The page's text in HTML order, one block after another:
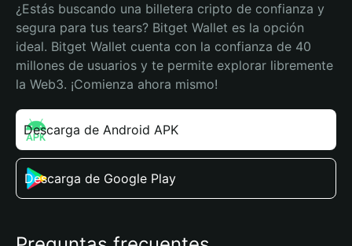
¿Estás buscando una billetera cripto de confianza y
segura para tus tears? Bitget Wallet es la opción
ideal. Bitget Wallet cuenta con la confianza de 40
millones de usuarios y te permite explorar libremente
la Web3. ¡Comienza ahora mismo!
Descarga de Android APK
Descarga de Google Play